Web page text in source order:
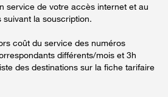
service de votre accès internet et au
la souscription.
coût du service des numéros
différents/mois et 3h
des destinations sur la fiche tarifaire